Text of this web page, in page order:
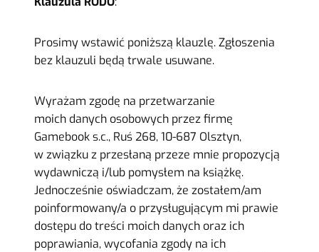
Prosimy wstawić poniższą klauzlę. Zgłoszenia
bez klauzuli będą trwale usuwane.
Wyrażam zgodę na przetwarzanie
moich danych osobowych przez firmę
Gamebook s.c., Ruś 268, 10-687 Olsztyn,
w związku z przesłaną przeze mnie propozycją
wydawniczą i/lub pomysłem na książkę.
Jednocześnie oświadczam, że zostałem/am
poinformowany/a o przysługującym mi prawie
dostępu do treści moich danych oraz ich
poprawiania, wycofania zgody na ich